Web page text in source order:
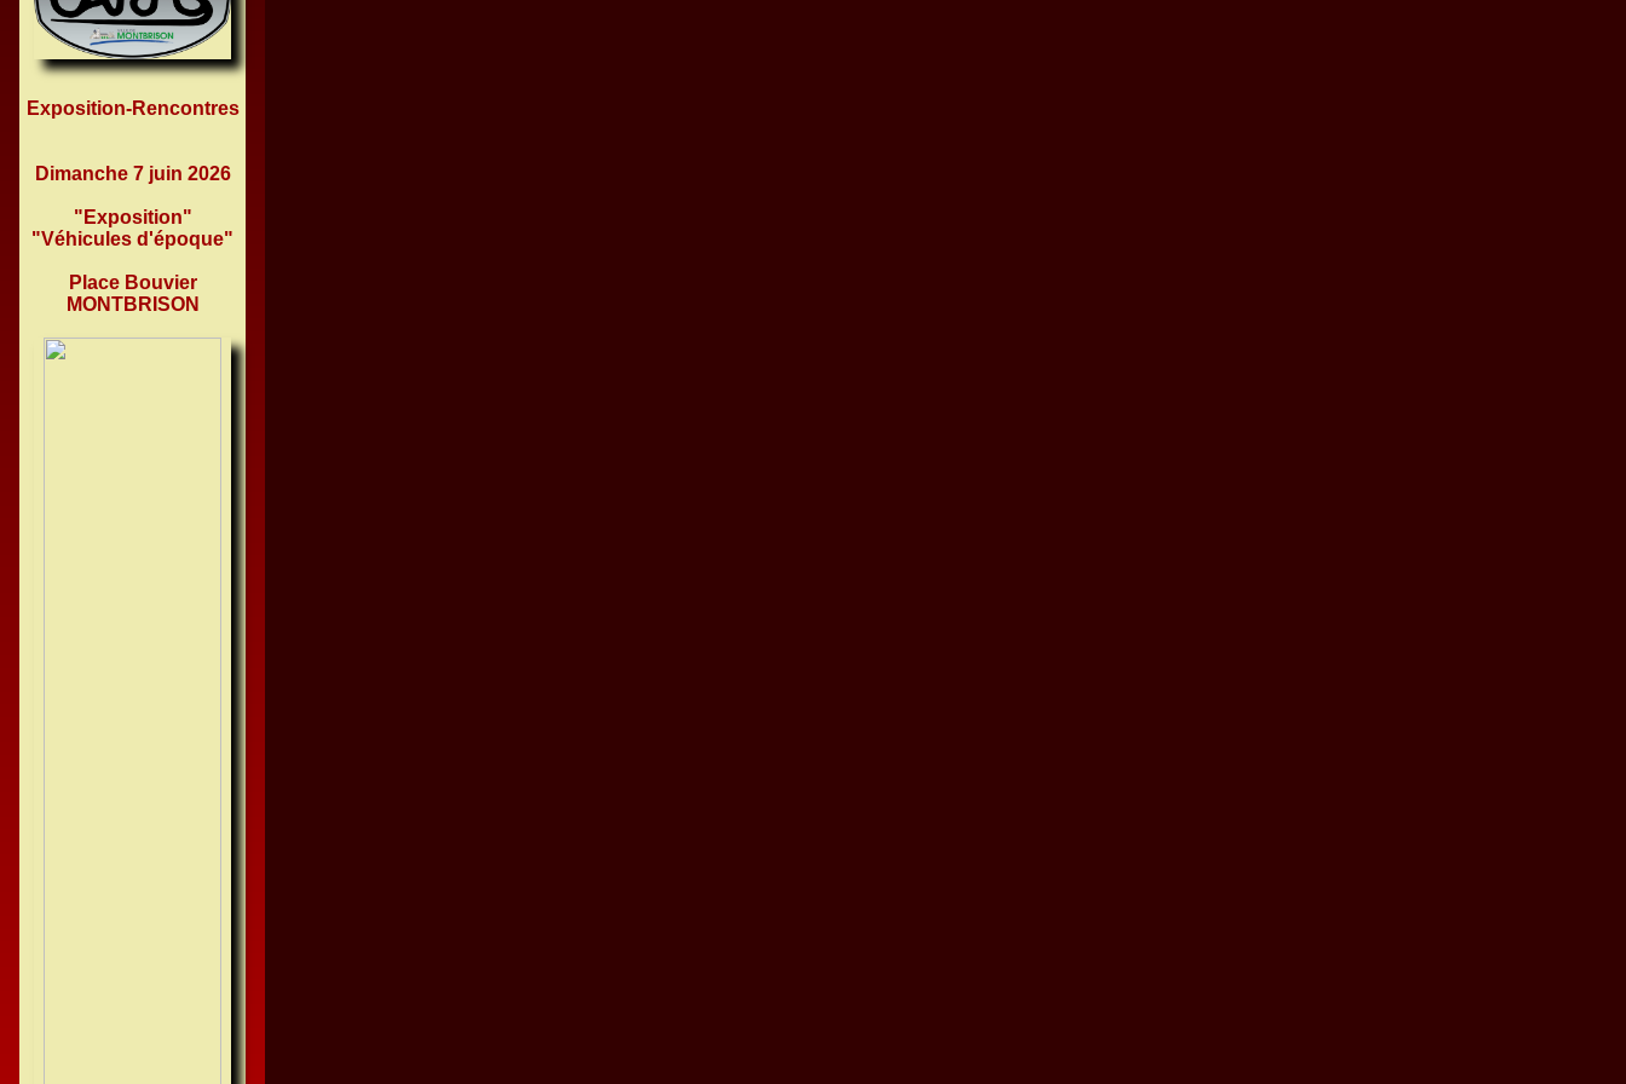
Exposition-Rencontres
Dimanche 7 juin 2026
"Exposition"
"Véhicules d'époque"
Place Bouvier
MONTBRISON